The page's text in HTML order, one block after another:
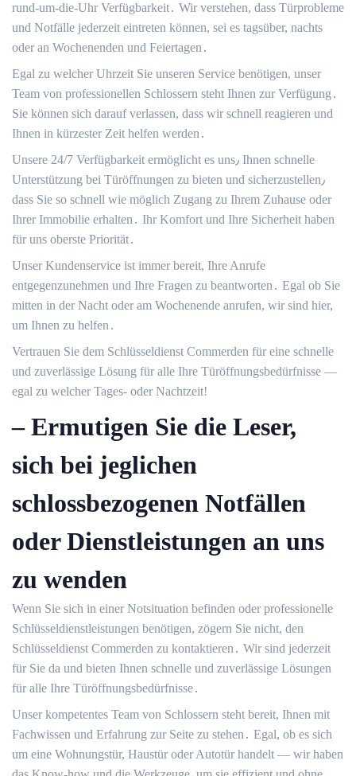
rund-um-die-Uhr Verfügbarkeit․ Wir verstehen, dass Türprobleme
und Notfälle jederzeit eintreten können, sei es tagsüber, nachts
oder an Wochenenden und Feiertagen․
Egal zu welcher Uhrzeit Sie unseren Service benötigen, unser
Team von professionellen Schlossern steht Ihnen zur Verfügung․
Sie können sich darauf verlassen, dass wir schnell reagieren und
Ihnen in kürzester Zeit helfen werden․
Unsere 24/7 Verfügbarkeit ermöglicht es uns٫ Ihnen schnelle
Unterstützung bei Türöffnungen zu bieten und sicherzustellen٫
dass Sie so schnell wie möglich Zugang zu Ihrem Zuhause oder
Ihrer Immobilie erhalten․ Ihr Komfort und Ihre Sicherheit haben
für uns oberste Priorität․
Unser Kundenservice ist immer bereit, Ihre Anrufe
entgegenzunehmen und Ihre Fragen zu beantworten․ Egal ob Sie
mitten in der Nacht oder am Wochenende anrufen, wir sind hier,
um Ihnen zu helfen․
Vertrauen Sie dem Schlüsseldienst Commerden für eine schnelle
und zuverlässige Lösung für alle Ihre Türöffnungsbedürfnisse —
egal zu welcher Tages- oder Nachtzeit!
– Ermutigen Sie die Leser,
sich bei jeglichen
schlossbezogenen Notfällen
oder Dienstleistungen an uns
zu wenden
Wenn Sie sich in einer Notsituation befinden oder professionelle
Schlüsseldienstleistungen benötigen, zögern Sie nicht, den
Schlüsseldienst Commerden zu kontaktieren․ Wir sind jederzeit
für Sie da und bieten Ihnen schnelle und zuverlässige Lösungen
für alle Ihre Türöffnungsbedürfnisse․
Unser kompetentes Team von Schlossern steht bereit, Ihnen mit
Fachwissen und Erfahrung zur Seite zu stehen․ Egal, ob es sich
um eine Wohnungstür, Haustür oder Autotür handelt — wir haben